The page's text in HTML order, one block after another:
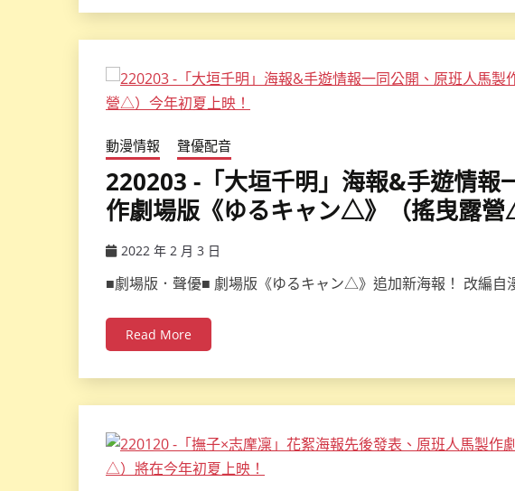
動漫情報 聲優配音
220203 -「大垣千明」海報&手遊情報
作劇場版《ゆるキャン△》（搖曳露營
2022 年 2 月 3 日
■劇場版．聲優■ 劇場版《ゆるキャン△》追加新海報！ 改編自
Read More